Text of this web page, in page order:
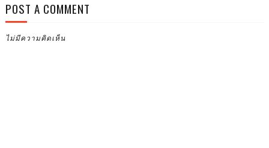
POST A COMMENT
ไม่มีความคิดเห็น